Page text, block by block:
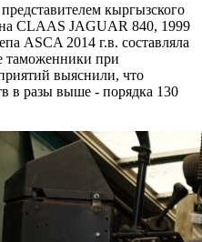
кыргызского
CLAAS JAGUAR 840, 1999
ASCA 2014 г.в. составляла
таможенники при
выяснили, что
в разы выше - порядка 130